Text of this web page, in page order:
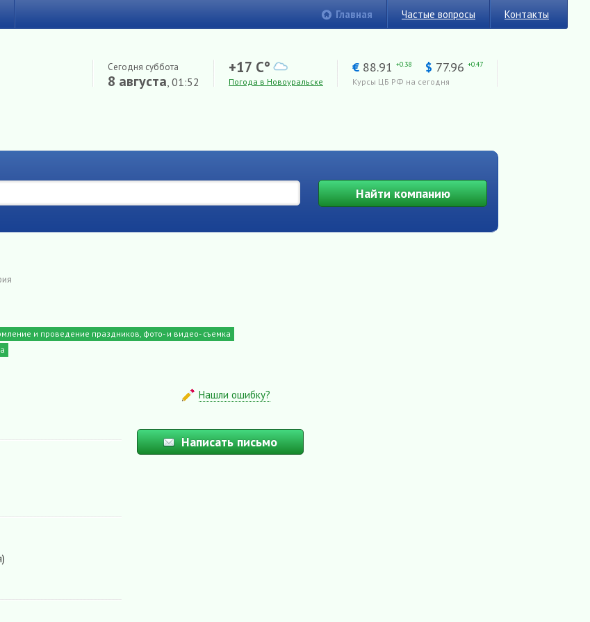
Главная Частые вопросы Контакты
Сегодня суббота
8 августа, 01:52
+17 C°
Погода в Новоуральске
€ 88.91 +0.38 $ 77.96 +0.47
Курсы ЦБ РФ на сегодня
Найтикомпанию
и проведение праздников, фото- и видео- съемка
Нашли ошибку?
Написать письмо